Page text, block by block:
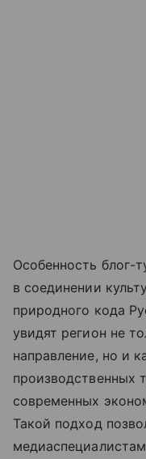
Особенность блог-
в соединении
природного кода
увидят регион не
направление, но и
производственных
современных
Такой подход